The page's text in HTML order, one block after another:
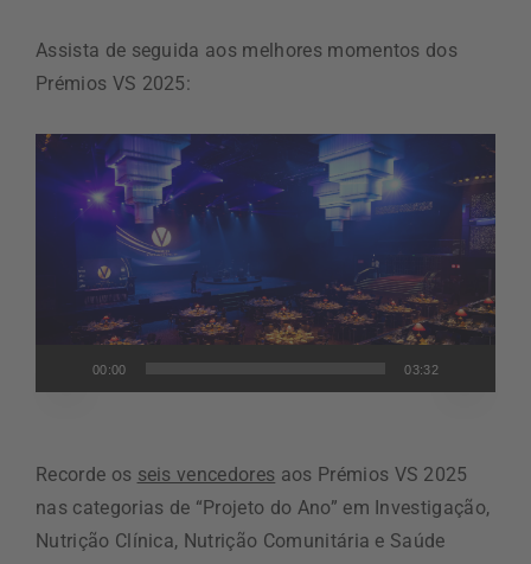
Assista de seguida aos melhores momentos dos
Prémios VS 2025:
Reprodutor
vídeo
00:00 03:32
Recorde os seis vencedores aos Prémios VS 2025
nas categorias de “Projeto do Ano” em Investigação,
Nutrição Clínica, Nutrição Comunitária e Saúde